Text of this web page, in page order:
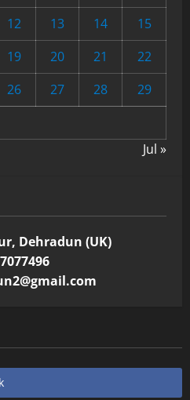
12 13 14
15
19 20 21
22
26 27 28
29
Jul »
Dehradun (UK)